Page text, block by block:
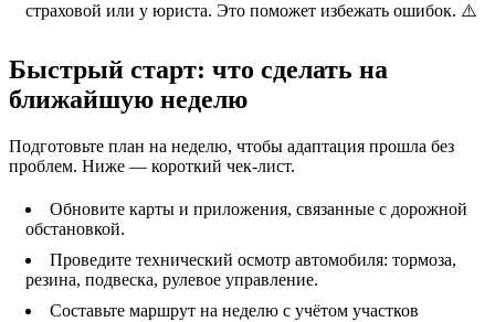
страховой или у юриста. Это поможет избежать ошибок. ⚠️
Быстрый старт: что сделать на
ближайшую неделю
Подготовьте план на неделю, чтобы адаптация прошла без
проблем. Ниже — короткий чек-лист.
Обновите карты и приложения, связанные с дорожной
обстановкой.
Проведите технический осмотр автомобиля: тормоза,
резина, подвеска, рулевое управление.
Составьте маршрут на неделю с учётом участков